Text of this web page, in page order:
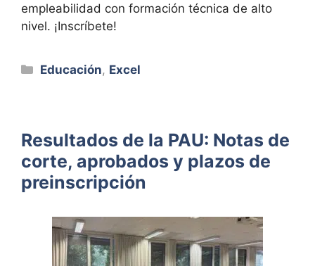
empleabilidad con formación técnica de alto
nivel. ¡Inscríbete!
Categorías
Educación, Excel
Resultados de la PAU: Notas de
corte, aprobados y plazos de
preinscripción